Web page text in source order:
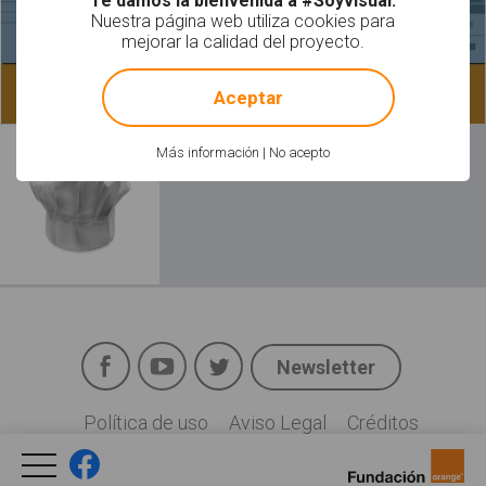
Social
FacebookYouTubeTwitter
Newsletter
Legal
Política de uso Aviso Legal Créditos
Nuestra página web utiliza cookies para
mejorar la calidad del proyecto.
Más información | No acepto
! Not valid!
Aceptar